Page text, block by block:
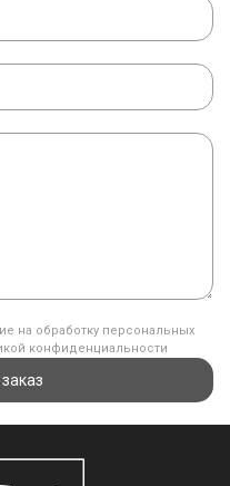
на обработку персональных
конфиденциальности